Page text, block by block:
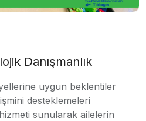
Danışmanlık
uygun beklentiler
desteklemeleri
sunularak ailelerin